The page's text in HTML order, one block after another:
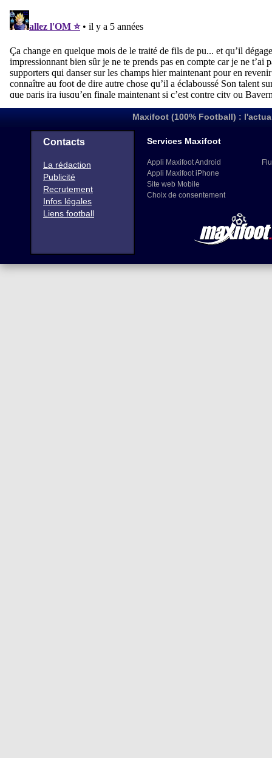
Maxifoot (100% Football) :
Contacts
La rédaction
Publicité
Recrutement
Infos légales
Liens football
Services Maxifoot
Appli Maxifoot Android
Appli Maxifoot iPhone
Site web Mobile
Choix de consentement